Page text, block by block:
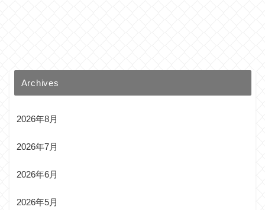
Archives
2026年8月
2026年7月
2026年6月
2026年5月